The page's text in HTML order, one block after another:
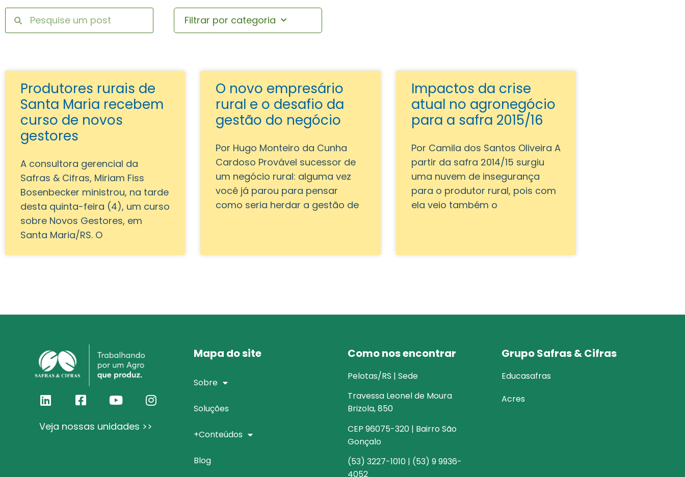
Filtrar por categoria
Produtores rurais de
Santa Maria recebem
curso de novos
gestores
A consultora gerencial da
Safras & Cifras, Miriam Fiss
Bosenbecker ministrou, na tarde
desta quinta-feira (4), um curso
sobre Novos Gestores, em
Santa Maria/RS. O
O novo empresário
rural e o desafio da
gestão do negócio
Por Hugo Monteiro da Cunha
Cardoso Provável sucessor de
um negócio rural: alguma vez
você já parou para pensar
como seria herdar a gestão de
Impactos da crise
atual no agronegócio
para a safra 2015/16
Por Camila dos Santos Oliveira A
partir da safra 2014/15 surgiu
uma nuvem de insegurança
para o produtor rural, pois com
ela veio também o
Veja nossas unidades >>
Mapa do site
Sobre
Soluções
+Conteúdos
Blog
Como nos encontrar
Pelotas/RS | Sede
Travessa Leonel de Moura
Brizola, 850
CEP 96075-320 | Bairro São
Gonçalo
(53) 3227-1010 | (53) 9 9936-
4052
Grupo Safras & Cifras
Educasafras
Acres